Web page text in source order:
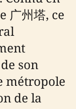
广州塔, ce
son
métropole
de la